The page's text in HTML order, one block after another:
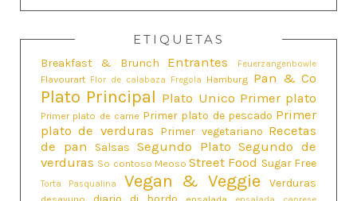
ETIQUETAS
Breakfast & Brunch Entrantes Feuerzangenbowle
Flavourart Flor de calabaza Fregola Hamburg Pan & Co
Plato Principal Plato Unico Primer plato
Primer plato de carne Primer plato de pescado Primer
plato de verduras Primer vegetariano Recetas
de pan
Salsas Segundo Plato Segundo de
verduras So contoso Meoso Street Food Sugar Free
Torta Pasqualina Vegan & Veggie Verduras